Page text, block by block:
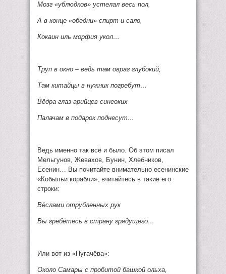
Мозг «ублюдков» устелал весь пол,
А в конце «обедни» спирт и сало,
Кокаин иль морфия укол…
Труп в окно – ведь там овраг глубокий,
Там китайцы в нужник погребут…
Вёдра глаз арийцев синеоких
Палачам в подарок поднесут…
Ведь именно так всё и было. Об этом писал
Мельгунов, Жевахов, Бунин, Хлебников,
Есенин… Вы почитайте внимательно есенинские
«Кобыльи корабли», вчитайтесь в такие его
строки:
Вёслами отрубленных рук
Вы гребётесь в страну грядущего…
Или вот из «Пугачёва»:
Около Самары с пробитой башкой ольха,